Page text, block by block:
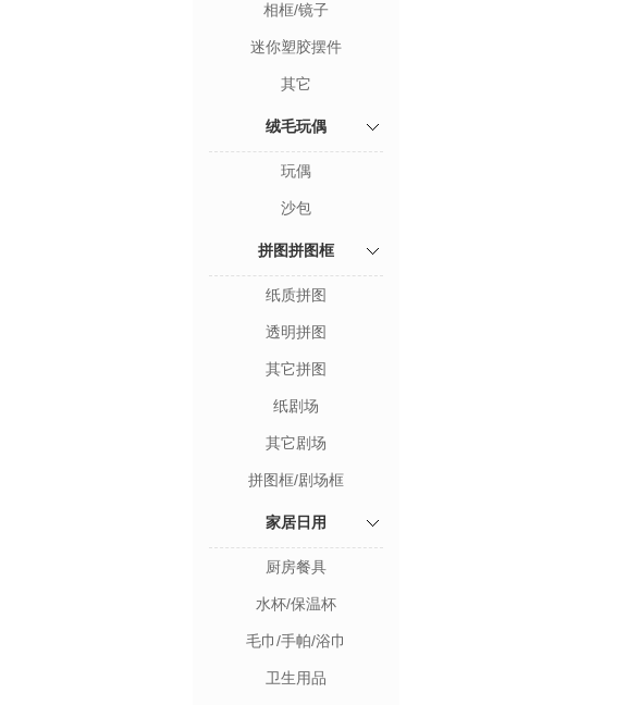
相框/镜子
迷你塑胶摆件
其它
绒毛玩偶
玩偶
沙包
拼图拼图框
纸质拼图
透明拼图
其它拼图
纸剧场
其它剧场
拼图框/剧场框
家居日用
厨房餐具
水杯/保温杯
毛巾/手帕/浴巾
卫生用品